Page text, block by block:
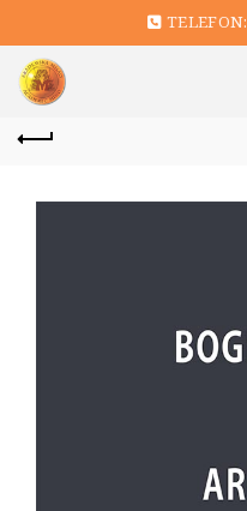
TELEFON: